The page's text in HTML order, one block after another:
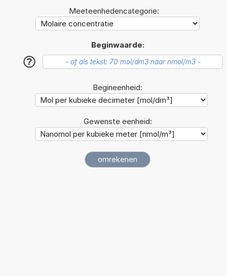
Meeteenhedencategorie:
Beginwaarde:
?
Begineenheid:
Gewenste eenheid: